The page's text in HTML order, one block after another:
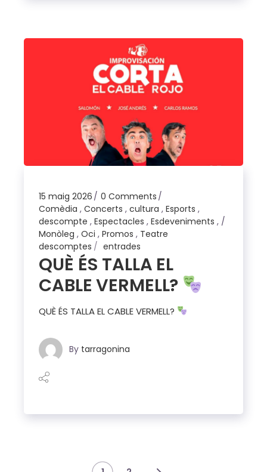
15 maig 2026
0 Comments
Comèdia ,Concerts ,cultura ,Esports ,
descompte ,Espectacles ,Esdeveniments ,
Monòleg ,Oci ,Promos , Teatre
descomptes
entrades
QUÈ ÉS TALLA EL
CABLE VERMELL?
QUÈ ÉS TALLA EL CABLE VERMELL?
By tarragonina